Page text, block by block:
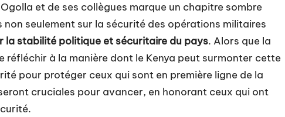
et de ses collègues marque un chapitre sombre
seulement sur la sécurité des opérations militaires
la stabilité politique et sécuritaire du pays. Alors que la
réfléchir à la manière dont le Kenya peut surmonter cette
pour protéger ceux qui sont en première ligne de la
cruciales pour avancer, en honorant ceux qui ont